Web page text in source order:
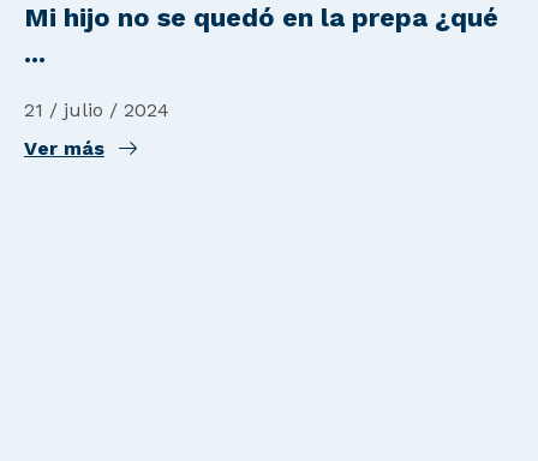
Mi hijo no se quedó en la prepa ¿qué
...
21 / julio / 2024
Ver más